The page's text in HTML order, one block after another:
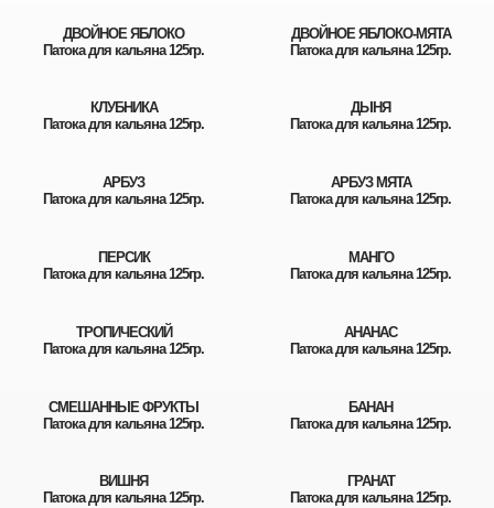
ДВОЙНОЕ ЯБЛОКО
Патока для кальяна 125гр.
ДВОЙНОЕ ЯБЛОКО-МЯТА
Патока для кальяна 125гр.
КЛУБНИКА
Патока для кальяна 125гр.
ДЫНЯ
Патока для кальяна 125гр.
АРБУЗ
Патока для кальяна 125гр.
АРБУЗ МЯТА
Патока для кальяна 125гр.
ПЕРСИК
Патока для кальяна 125гр.
МАНГО
Патока для кальяна 125гр.
ТРОПИЧЕСКИЙ
Патока для кальяна 125гр.
АНАНАС
Патока для кальяна 125гр.
СМЕШАННЫЕ ФРУКТЫ
Патока для кальяна 125гр.
БАНАН
Патока для кальяна 125гр.
ВИШНЯ
Патока для кальяна 125гр.
ГРАНАТ
Патока для кальяна 125гр.